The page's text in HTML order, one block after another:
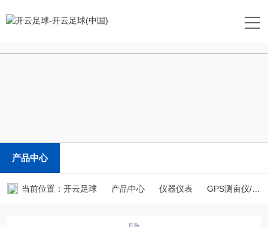
产品中心
当前位置： 开云足球 产品中心 仪器仪表 GPS测亩仪/土地面积测量仪